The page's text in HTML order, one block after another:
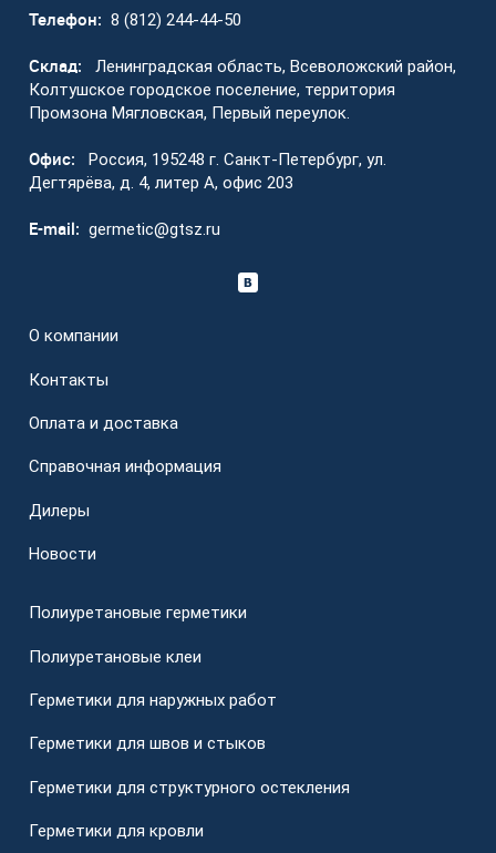
Телефон: 8 (812) 244-44-50
Склад:
Ленинградская область, Всеволожский район,
Колтушское городское поселение, территория
Промзона Мягловская, Первый переулок.
Офис:
Россия, 195248 г. Санкт-Петербург, ул.
Дегтярёва, д. 4, литер А, офис 203
E-mail: germetic@gtsz.ru
О компании
Контакты
Оплата и доставка
Справочная информация
Дилеры
Новости
Полиуретановые герметики
Полиуретановые клеи
Герметики для наружных работ
Герметики для швов и стыков
Герметики для структурного остекления
Герметики для кровли